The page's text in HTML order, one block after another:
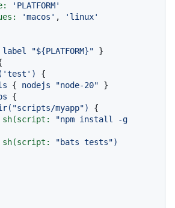
'PLATFORM'
'macos' ,
'linux'
label "${PLATFORM}" }
{
{ nodejs "node-20" }
{
myapp")
{
sh(script:
"npm install -g
sh(script:
"bats tests")